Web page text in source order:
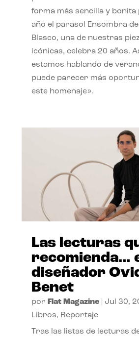
forma más sencilla y bonita
año el parasol Ensombra
Blasco, una de nuestras
icónicas, celebra 20 años.
estamos hablando de
puede parecer más
este homenaje».
Las lecturas
recomienda…
diseñador
Benet
por Flat Magazine| Jul 30,
Libros, Reportaje
Tras las listas de lecturas